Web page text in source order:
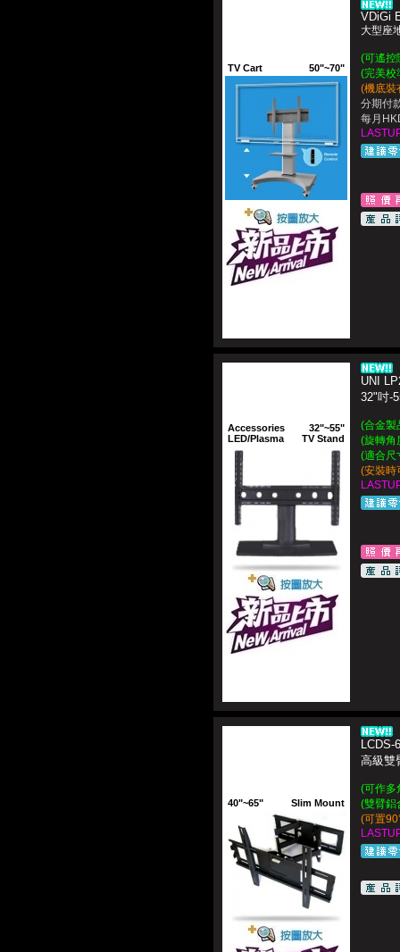
TV Cart 50"~70"
VDiGi
大型座
(可遙控
(完美校
(機底裝
分期付
每月
Accessories
LED/Plasma
32"~55"
TV Stand
UNI
32"吋-
(合金製
(旋轉角
(適合尺
(安裝時
40"~65" Slim Mount
LCDS-
高級雙
(可作多
(雙臂鋁
(可置